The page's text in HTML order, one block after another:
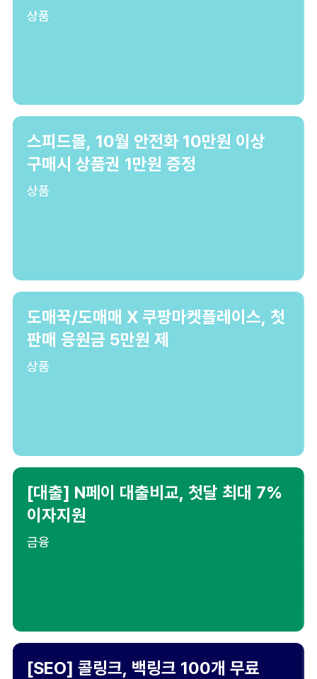
상품
스피드몰, 10월 안전화 10만원 이상
구매시 상품권 1만원 증정
상품
도매꾹/도매매 X 쿠팡마켓플레이스, 첫
판매 응원금 5만원 제
상품
[대출] N페이 대출비교, 첫달 최대 7%
이자지원
금융
[SEO] 콜링크, 백링크 100개 무료